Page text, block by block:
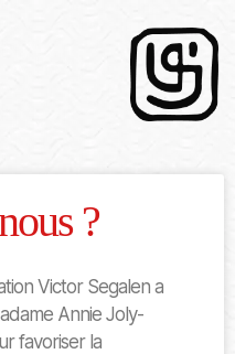
?
Victor Segalen a
Annie Joly-
favoriser la